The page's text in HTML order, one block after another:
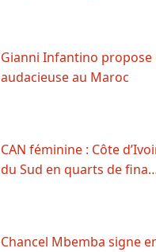
Gianni Infantino
audacieuse au Maroc
CAN féminine : Côte
du Sud en quarts de
Chancel Mbemba signe